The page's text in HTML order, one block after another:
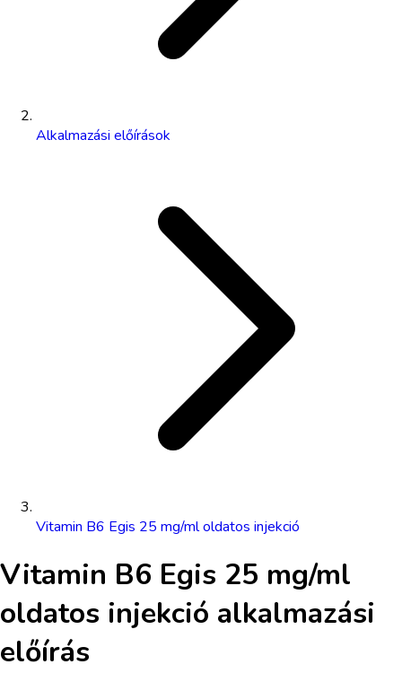
Alkalmazási előírások
Vitamin B6 Egis 25 mg/ml oldatos injekció
Vitamin B6 Egis 25 mg/ml
oldatos injekció alkalmazási
előírás